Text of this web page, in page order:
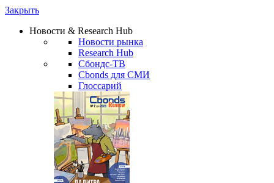
Закрыть
Новости & Research Hub
Новости рынка
Research Hub
Сбондс-ТВ
Cbonds для СМИ
Глоссарий